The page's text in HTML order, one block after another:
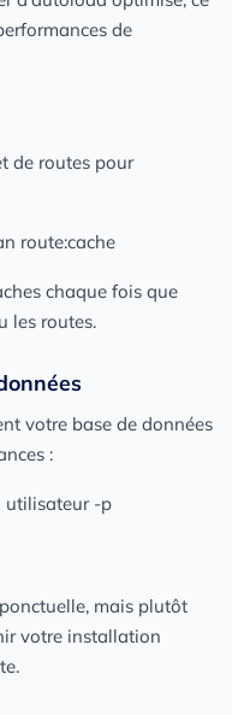
de
de routes pour
route:cache
chaque fois que
les routes.
votre base de données
:
utilisateur -p
mais plutôt
votre installation